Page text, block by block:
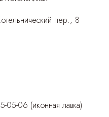
пер., 8
05-06 (иконная лавка)